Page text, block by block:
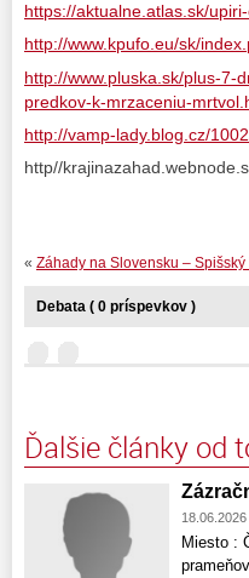
https://aktualne.atlas.sk/
http://www.kpufo.eu/sk/
http://www.pluska.sk/plus-7-
predkov-k-mrzaceniu-
http://vamp-lady.blog.cz/
http//
« Záhady na Slovensku – Spišský
Debata ( 0 príspevkov )
Ďalšie články od
18.06.2026
Miesto :